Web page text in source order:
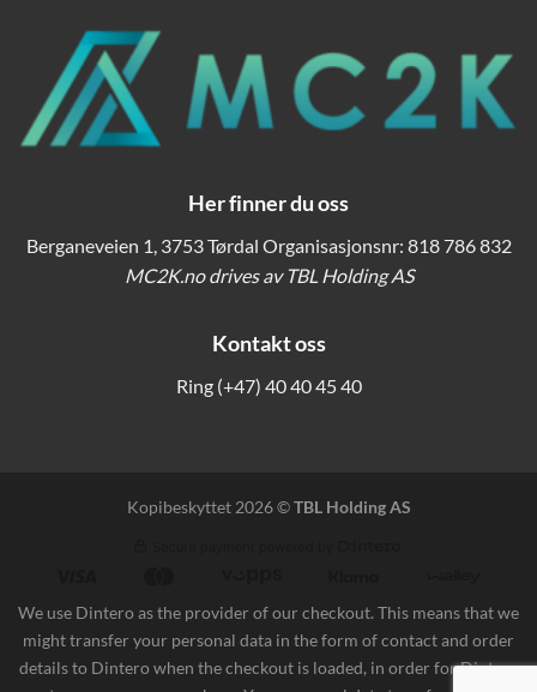
Her finner du oss
Berganeveien 1, 3753 Tørdal Organisasjonsnr: 818 786 832
MC2K.no drives av TBL Holding AS
Kontakt oss
Ring (+47) 40 40 45 40
Kopibeskyttet 2026 ©TBL Holding AS
We use Dintero as the provider of our checkout. This means that we
might transfer your personal data in the form of contact and order
details to Dintero when the checkout is loaded, in order for Dintero